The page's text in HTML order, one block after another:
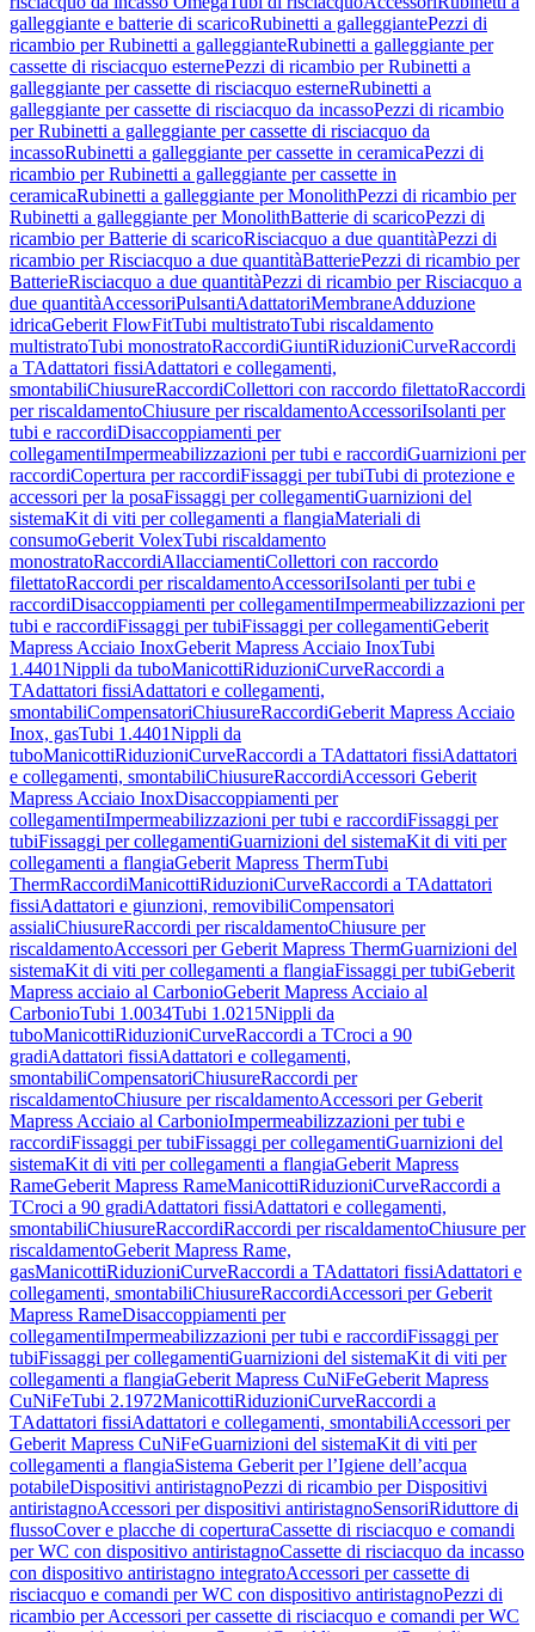
galleggiante e batterie di scaricoRubinetti a galleggiantePezzi di
ricambio per Rubinetti a galleggianteRubinetti a galleggiante per
cassette di risciacquo esternePezzi di ricambio per Rubinetti a
galleggiante per cassette di risciacquo esterneRubinetti a
galleggiante per cassette di risciacquo da incassoPezzi di ricambio
per Rubinetti a galleggiante per cassette di risciacquo da
incassoRubinetti a galleggiante per cassette in ceramicaPezzi di
ricambio per Rubinetti a galleggiante per cassette in
ceramicaRubinetti a galleggiante per MonolithPezzi di ricambio per
Rubinetti a galleggiante per MonolithBatterie di scaricoPezzi di
ricambio per Batterie di scaricoRisciacquo a due quantitàPezzi di
ricambio per Risciacquo a due quantitàBatteriePezzi di ricambio per
BatterieRisciacquo a due quantitàPezzi di ricambio per Risciacquo a
due quantitàAccessoriPulsantiAdattatoriMembraneAdduzione
idricaGeberit FlowFitTubi multistratoTubi riscaldamento
multistratoTubi monostratoRaccordiGiuntiRiduzioniCurveRaccordi
a TAdattatori fissiAdattatori e collegamenti,
smontabiliChiusureRaccordiCollettori con raccordo filettatoRaccordi
per riscaldamentoChiusure per riscaldamentoAccessoriIsolanti per
tubi e raccordiDisaccoppiamenti per
collegamentiImpermeabilizzazioni per tubi e raccordiGuarnizioni per
raccordiCopertura per raccordiFissaggi per tubiTubi di protezione e
accessori per la posaFissaggi per collegamentiGuarnizioni del
sistemaKit di viti per collegamenti a flangiaMateriali di
consumoGeberit VolexTubi riscaldamento
monostratoRaccordiAllacciamentiCollettori con raccordo
filettatoRaccordi per riscaldamentoAccessoriIsolanti per tubi e
raccordiDisaccoppiamenti per collegamentiImpermeabilizzazioni per
tubi e raccordiFissaggi per tubiFissaggi per collegamentiGeberit
Mapress Acciaio InoxGeberit Mapress Acciaio InoxTubi
1.4401Nippli da tuboManicottiRiduzioniCurveRaccordi a
TAdattatori fissiAdattatori e collegamenti,
smontabiliCompensatoriChiusureRaccordiGeberit Mapress Acciaio
Inox, gasTubi 1.4401Nippli da
tuboManicottiRiduzioniCurveRaccordi a TAdattatori fissiAdattatori
e collegamenti, smontabiliChiusureRaccordiAccessori Geberit
Mapress Acciaio InoxDisaccoppiamenti per
collegamentiImpermeabilizzazioni per tubi e raccordiFissaggi per
tubiFissaggi per collegamentiGuarnizioni del sistemaKit di viti per
collegamenti a flangiaGeberit Mapress ThermTubi
ThermRaccordiManicottiRiduzioniCurveRaccordi a TAdattatori
fissiAdattatori e giunzioni, removibiliCompensatori
assialiChiusureRaccordi per riscaldamentoChiusure per
riscaldamentoAccessori per Geberit Mapress ThermGuarnizioni del
sistemaKit di viti per collegamenti a flangiaFissaggi per tubiGeberit
Mapress acciaio al CarbonioGeberit Mapress Acciaio al
CarbonioTubi 1.0034Tubi 1.0215Nippli da
tuboManicottiRiduzioniCurveRaccordi a TCroci a 90
gradiAdattatori fissiAdattatori e collegamenti,
smontabiliCompensatoriChiusureRaccordi per
riscaldamentoChiusure per riscaldamentoAccessori per Geberit
Mapress Acciaio al CarbonioImpermeabilizzazioni per tubi e
raccordiFissaggi per tubiFissaggi per collegamentiGuarnizioni del
sistemaKit di viti per collegamenti a flangiaGeberit Mapress
RameGeberit Mapress RameManicottiRiduzioniCurveRaccordi a
TCroci a 90 gradiAdattatori fissiAdattatori e collegamenti,
smontabiliChiusureRaccordiRaccordi per riscaldamentoChiusure per
riscaldamentoGeberit Mapress Rame,
gasManicottiRiduzioniCurveRaccordi a TAdattatori fissiAdattatori e
collegamenti, smontabiliChiusureRaccordiAccessori per Geberit
Mapress RameDisaccoppiamenti per
collegamentiImpermeabilizzazioni per tubi e raccordiFissaggi per
tubiFissaggi per collegamentiGuarnizioni del sistemaKit di viti per
collegamenti a flangiaGeberit Mapress CuNiFeGeberit Mapress
CuNiFeTubi 2.1972ManicottiRiduzioniCurveRaccordi a
TAdattatori fissiAdattatori e collegamenti, smontabiliAccessori per
Geberit Mapress CuNiFeGuarnizioni del sistemaKit di viti per
collegamenti a flangiaSistema Geberit per l’Igiene dell’acqua
potabileDispositivi antiristagnoPezzi di ricambio per Dispositivi
antiristagnoAccessori per dispositivi antiristagnoSensoriRiduttore di
flussoCover e placche di coperturaCassette di risciacquo e comandi
per WC con dispositivo antiristagnoCassette di risciacquo da incasso
con dispositivo antiristagno integratoAccessori per cassette di
risciacquo e comandi per WC con dispositivo antiristagnoPezzi di
ricambio per Accessori per cassette di risciacquo e comandi per WC